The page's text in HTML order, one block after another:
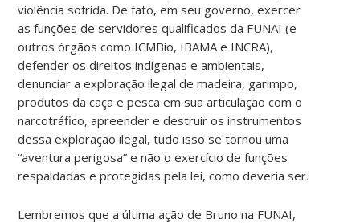
violência sofrida. De fato, em seu governo, exercer
as funções de servidores qualificados da FUNAI (e
outros órgãos como ICMBio, IBAMA e INCRA),
defender os direitos indígenas e ambientais,
denunciar a exploração ilegal de madeira, garimpo,
produtos da caça e pesca em sua articulação com o
narcotráfico, apreender e destruir os instrumentos
dessa exploração ilegal, tudo isso se tornou uma
“aventura perigosa” e não o exercício de funções
respaldadas e protegidas pela lei, como deveria ser.
Lembremos que a última ação de Bruno na FUNAI,